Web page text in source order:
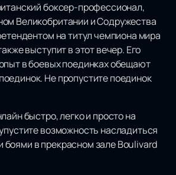
боксер-профессионал,
Великобритании и Содружества
на титул чемпиона мира
выступит в этот вечер. Его
в боевых поединках обещают
Не пропустите поединок
быстро, легко и просто на
возможность насладиться
в прекрасном зале Boulivard